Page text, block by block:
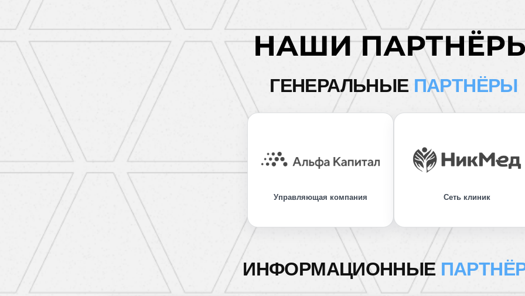
НАШИ
ГЕНЕРАЛЬНЫЕ ПАРТНЁРЫ
Управляющая компания Сеть клиник
ИНФОРМАЦИОННЫЕ